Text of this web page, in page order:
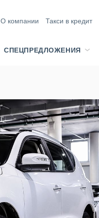
О компании Такси в кредит
СПЕЦПРЕДЛОЖЕНИЯ